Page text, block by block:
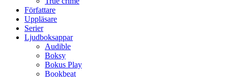
Författare
Uppläsare
Serier
Ljudboksappar
Audible
Boksy
Bokus Play
Bookbeat